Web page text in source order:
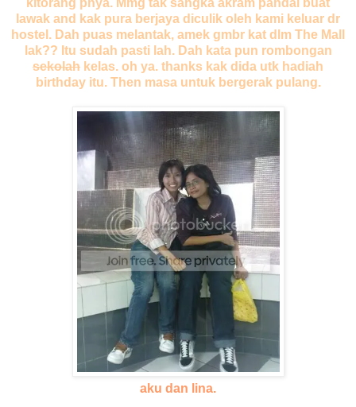
lawak and kak pura berjaya diculik oleh kami keluar dr
hostel. Dah puas melantak, amek gmbr kat dlm The Mall
lak?? Itu sudah pasti lah. Dah kata pun rombongan
sekolah kelas. oh ya. thanks kak dida utk hadiah
birthday itu. Then masa untuk bergerak pulang.
aku dan lina.